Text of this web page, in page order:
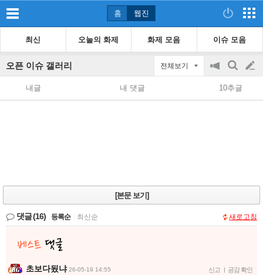
홈 웹진
최신 오늘의 화제 화제 모음 이슈 모음
오픈 이슈 갤러리 전체보기
공
지
on/off
검
색
글
쓰
내글 내 댓글 10추글
[본문 보기]
댓글(16) 등록순 최신순 새로고침
초보다됬냐 26-05-19 14:55 신고 | 공감 확인